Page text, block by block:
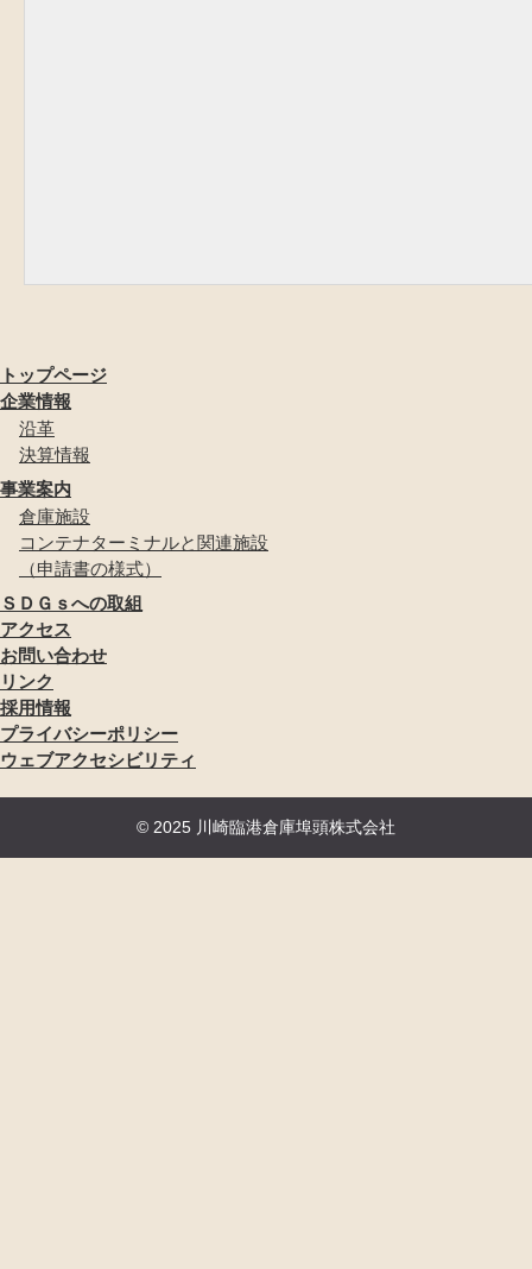
トップページ
企業情報
沿革
決算情報
事業案内
倉庫施設
コンテナターミナルと関連施設
（申請書の様式）
ＳＤＧｓへの取組
アクセス
お問い合わせ
リンク
採用情報
プライバシーポリシー
ウェブアクセシビリティ
© 2025 川崎臨港倉庫埠頭株式会社